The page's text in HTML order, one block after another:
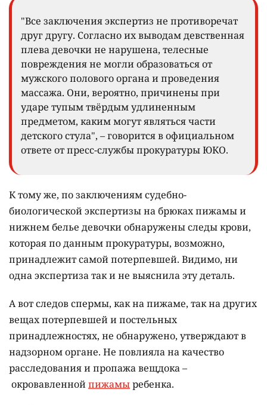
"Все заключения экспертиз не противоречат
друг другу. Согласно их выводам девственная
плева девочки не нарушена, телесные
повреждения не могли образоваться от
мужского полового органа и проведения
массажа. Они, вероятно, причинены при
ударе тупым твёрдым удлиненным
предметом, каким могут являться части
детского стула", – говорится в официальном
ответе от пресс-службы прокуратуры ЮКО.
К тому же, по заключениям судебно-
биологической экспертизы на брюках пижамы и
нижнем белье девочки обнаружены следы крови,
которая по данным прокуратуры, возможно,
принадлежит самой потерпевшей. Видимо, ни
одна экспертиза так и не выяснила эту деталь.
А вот следов спермы, как на пижаме, так на других
вещах потерпевшей и постельных
принадлежностях, не обнаружено, утверждают в
надзорном органе. Не повлияла на качество
расследования и пропажа вещдока –
окровавленнойпижамыребенка.